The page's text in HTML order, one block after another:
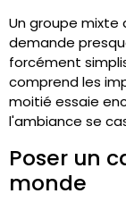
Un groupe
demande
forcément
comprend les
moitié essaie
l'ambiance se
Poser un
monde